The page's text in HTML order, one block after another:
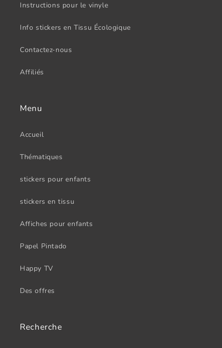
Instructions pour le vinyle
Info stickers en Tissu Écologique
Contactez-nous
Affiliés
Menu
Accueil
Thématiques
stickers pour enfants
stickers en tissu
Affiches pour enfants
Papel Pintado
Happy TV
Des offres
Recherche